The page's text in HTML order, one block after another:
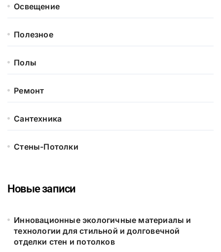
Освещение
Полезное
Полы
Ремонт
Сантехника
Стены-Потолки
Новые записи
Инновационные экологичные материалы и
технологии для стильной и долговечной
отделки стен и потолков